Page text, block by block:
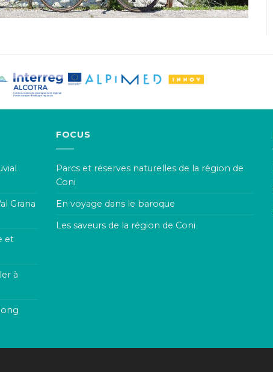
Grana
et
à
FOCUS
Parcs et réserves naturelles de la région de
Coni
En voyage dans le baroque
Les saveurs de la région de Coni